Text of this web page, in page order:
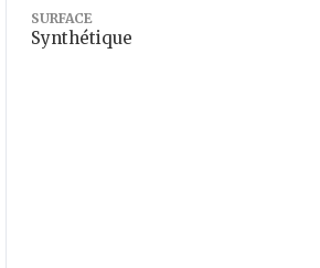
SURFACE
Synthétique